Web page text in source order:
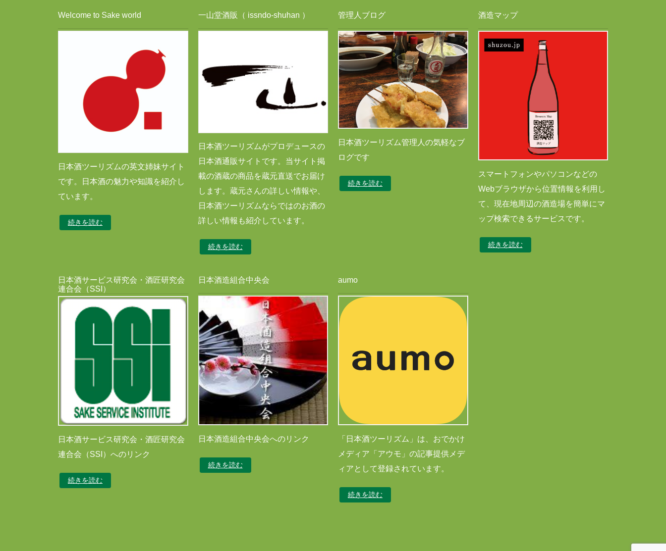
カ
ブ
Welcome to Sake world
日本酒ツーリズムの英文姉妹サイト
です。日本酒の魅力や知識を紹介し
ています。
続きを読む
一山堂酒販（ issndo-shuhan ）
日本酒ツーリズムがプロデュースの
日本酒通販サイトです。当サイト掲
載の酒蔵の商品を蔵元直送でお届け
します。蔵元さんの詳しい情報や、
日本酒ツーリズムならではのお酒の
詳しい情報も紹介しています。
続きを読む
管理人ブログ
日本酒ツーリズム管理人の気軽なブ
ログです
続きを読む
酒造マップ
スマートフォンやパソコンなどの
Webブラウザから位置情報を利用し
て、現在地周辺の酒造場を簡単にマ
ップ検索できるサービスです。
続きを読む
日本酒サービス研究会・酒匠研究会
連合会（SSI）
日本酒サービス研究会・酒匠研究会
連合会（SSI）へのリンク
続きを読む
日本酒造組合中央会
日本酒造組合中央会へのリンク
続きを読む
aumo
「日本酒ツーリズム」は、おでかけ
メディア「アウモ」の記事提供メデ
ィアとして登録されています。
続きを読む